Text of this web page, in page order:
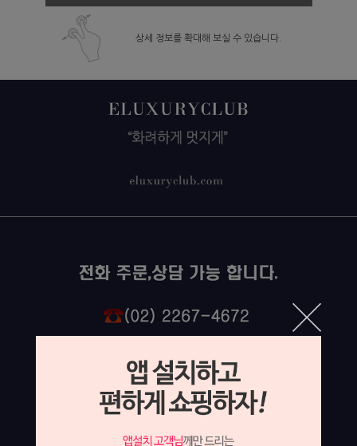
상세 정보를 확대해 보실 수 있습니다.